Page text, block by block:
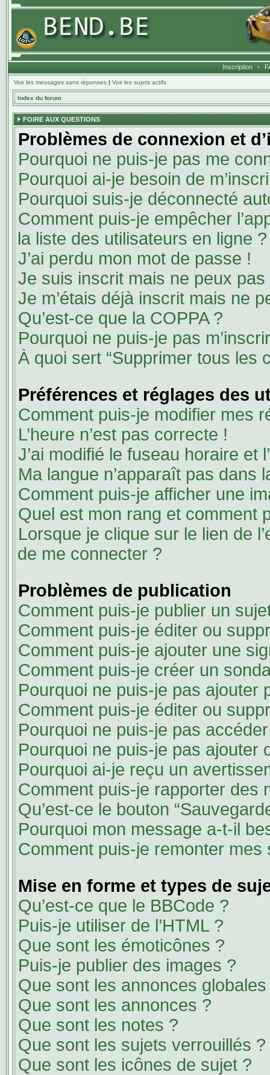
Inscription •
Voir les messages sans réponses | Voir les sujets actifs
Index du forum
FOIRE AUX QUESTIONS
Problèmes de connexion et
Pourquoi ne puis-je pas me
Pourquoi ai-je besoin de
Pourquoi suis-je déconnecté
Comment puis-je empêcher
la liste des utilisateurs en ligne ?
J’ai perdu mon mot de passe !
Je suis inscrit mais ne peux
Je m’étais déjà inscrit mais ne
Qu’est-ce que la COPPA ?
Pourquoi ne puis-je pas
À quoi sert “Supprimer tous les
Préférences et réglages des
Comment puis-je modifier mes
L’heure n’est pas correcte !
J’ai modifié le fuseau horaire et
Ma langue n’apparaît pas dans
Comment puis-je afficher une
Quel est mon rang et comment
Lorsque je clique sur le lien de
de me connecter ?
Problèmes de publication
Comment puis-je publier un
Comment puis-je éditer ou
Comment puis-je ajouter une
Comment puis-je créer un
Pourquoi ne puis-je pas ajouter
Comment puis-je éditer ou
Pourquoi ne puis-je pas
Pourquoi ne puis-je pas ajouter
Pourquoi ai-je reçu un
Comment puis-je rapporter des
Qu’est-ce le bouton
Pourquoi mon message a-t-il
Comment puis-je remonter mes
Mise en forme et types de
Qu’est-ce que le BBCode ?
Puis-je utiliser de l’HTML ?
Que sont les émoticônes ?
Puis-je publier des images ?
Que sont les annonces globales
Que sont les annonces ?
Que sont les notes ?
Que sont les sujets verrouillés ?
Que sont les icônes de sujet ?